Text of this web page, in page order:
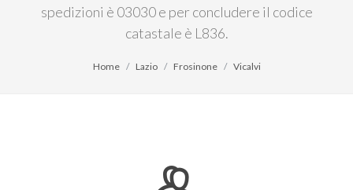
spedizioni è 03030 e per concludere il codice
catastale è L836.
Home Lazio Frosinone Vicalvi